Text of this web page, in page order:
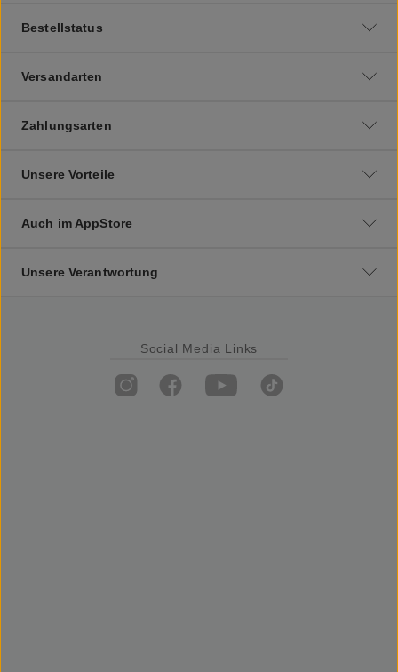
Bestellstatus
Versandarten
Zahlungsarten
Unsere Vorteile
Auch im AppStore
Unsere Verantwortung
Social Media Links